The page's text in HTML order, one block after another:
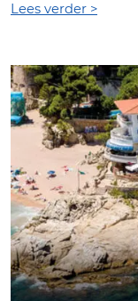
Lees verder >